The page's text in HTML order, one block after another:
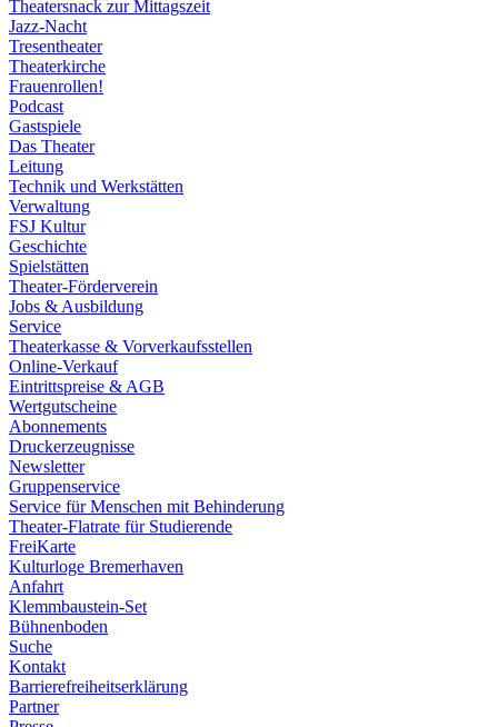
Theatersnack zur Mittagszeit
Jazz-Nacht
Tresentheater
Theaterkirche
Frauenrollen!
Podcast
Gastspiele
Das Theater
Leitung
Technik und Werkstätten
Verwaltung
FSJ Kultur
Geschichte
Spielstätten
Theater-Förderverein
Jobs & Ausbildung
Service
Theaterkasse & Vorverkaufsstellen
Online-Verkauf
Eintrittspreise & AGB
Wertgutscheine
Abonnements
Druckerzeugnisse
Newsletter
Gruppenservice
Service für Menschen mit Behinderung
Theater-Flatrate für Studierende
FreiKarte
Kulturloge Bremerhaven
Anfahrt
Klemmbaustein-Set
Bühnenboden
Suche
Kontakt
Barrierefreiheitserklärung
Partner